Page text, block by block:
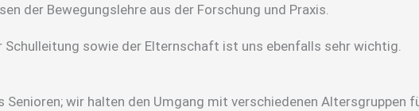
der Bewegungslehre aus der Forschung und Praxis.
sowie der Elternschaft ist uns ebenfalls sehr wichtig.
wir halten den Umgang mit verschiedenen Altersgruppen